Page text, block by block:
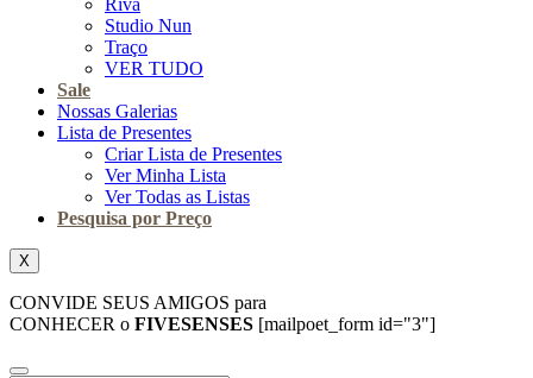
Riva
Studio Nun
Traço
VER TUDO
Sale
Nossas Galerias
Lista de Presentes
Criar Lista de Presentes
Ver Minha Lista
Ver Todas as Listas
Pesquisa por Preço
X
CONVIDE SEUS AMIGOS para
CONHECER o FIVESENSES [mailpoet_form id="3"]